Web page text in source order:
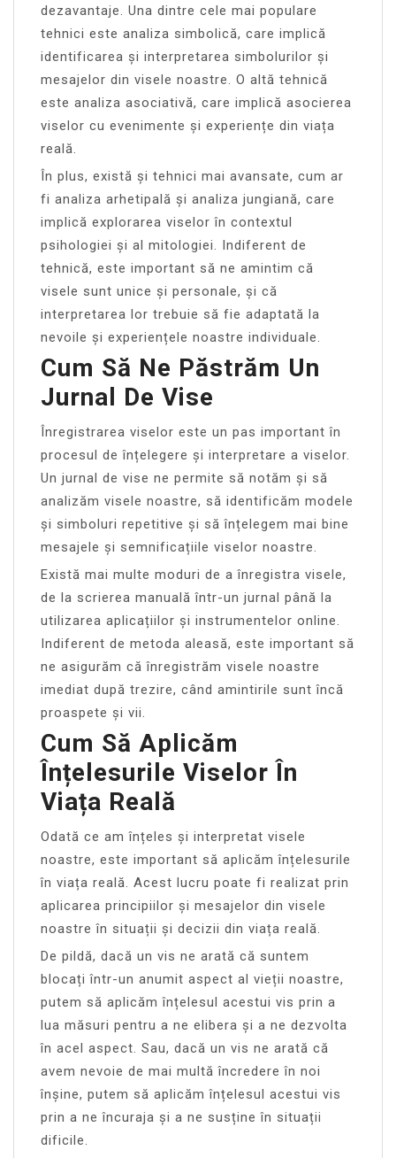
dezavantaje. Una dintre cele mai populare
tehnici este analiza simbolică, care implică
identificarea și interpretarea simbolurilor și
mesajelor din visele noastre. O altă tehnică
este analiza asociativă, care implică asocierea
viselor cu evenimente și experiențe din viața
reală.
În plus, există și tehnici mai avansate, cum ar
fi analiza arhetipală și analiza jungiană, care
implică explorarea viselor în contextul
psihologiei și al mitologiei. Indiferent de
tehnică, este important să ne amintim că
visele sunt unice și personale, și că
interpretarea lor trebuie să fie adaptată la
nevoile și experiențele noastre individuale.
Cum Să Ne Păstrăm Un
Jurnal De Vise
Înregistrarea viselor este un pas important în
procesul de înțelegere și interpretare a viselor.
Un jurnal de vise ne permite să notăm și să
analizăm visele noastre, să identificăm modele
și simboluri repetitive și să înțelegem mai bine
mesajele și semnificațiile viselor noastre.
Există mai multe moduri de a înregistra visele,
de la scrierea manuală într-un jurnal până la
utilizarea aplicațiilor și instrumentelor online.
Indiferent de metoda aleasă, este important să
ne asigurăm că înregistrăm visele noastre
imediat după trezire, când amintirile sunt încă
proaspete și vii.
Cum Să Aplicăm
Înțelesurile Viselor În
Viața Reală
Odată ce am înțeles și interpretat visele
noastre, este important să aplicăm înțelesurile
în viața reală. Acest lucru poate fi realizat prin
aplicarea principiilor și mesajelor din visele
noastre în situații și decizii din viața reală.
De pildă, dacă un vis ne arată că suntem
blocați într-un anumit aspect al vieții noastre,
putem să aplicăm înțelesul acestui vis prin a
lua măsuri pentru a ne elibera și a ne dezvolta
în acel aspect. Sau, dacă un vis ne arată că
avem nevoie de mai multă încredere în noi
înșine, putem să aplicăm înțelesul acestui vis
prin a ne încuraja și a ne susține în situații
dificile.